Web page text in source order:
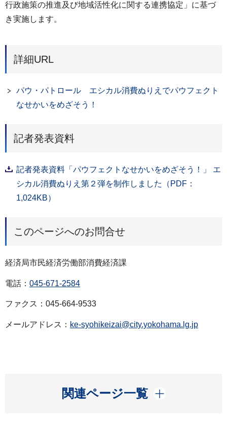
行政施策の推進及び地域活性化に関する連携協定」に基づ
き実施します。
詳細URL
パウ・パトロール エシカル消費ぬりえでパウフェクト
なせかいをめざそう！
記者発表資料
記者発表資料「パウフェクトなせかいをめざそう！」 エ
シカル消費ぬりえ第２弾を制作しました（PDF：
1,024KB）
このページへのお問合せ
経済局市民経済労働部消費経済課
電話： 045-671-2584
ファクス：045-664-9533
メールアドレス： ke-syohikeizai@city.yokohama.lg.jp
関連ページ一覧
開く